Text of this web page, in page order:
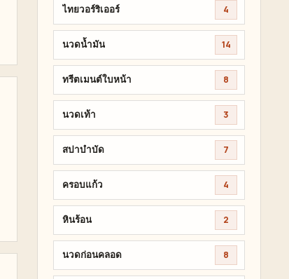
ไทยวอร์ริเออร์ 4
นวดน้ำมัน 14
ทรีตเมนต์ใบหน้า 8
นวดเท้า 3
สปาบำบัด 7
ครอบแก้ว 4
หินร้อน 2
นวดก่อนคลอด 8